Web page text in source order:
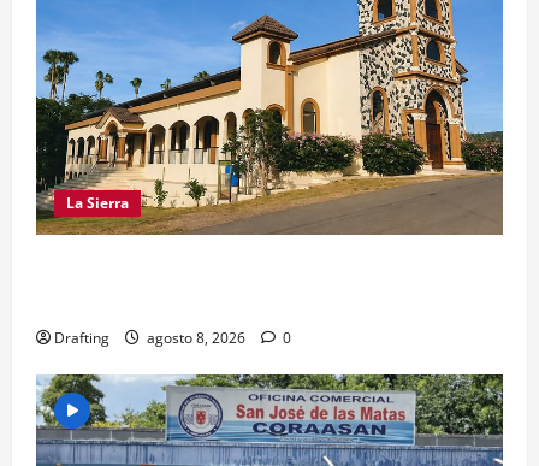
La Sierra
Drafting agosto 8, 2026 0